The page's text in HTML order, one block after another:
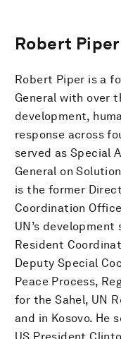
Robert Piper
Robert Piper is a
General with over
development,
response across
served as Special
General on
is the former
Coordination
UN’s development
Resident
Deputy Special
Peace Process,
for the Sahel, UN
and in Kosovo. He